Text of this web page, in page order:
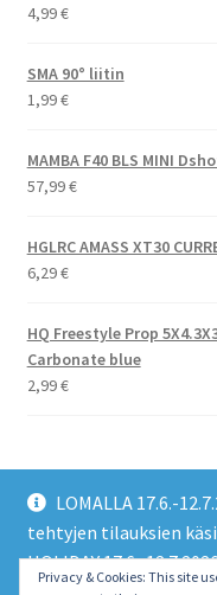
LOMALLA 17.6.-
tehtyjen tilauksien
HOLIDAY 17.6.-
4,99€
SMA 90° liitin
1,99€
MAMBA F40 BLS MINI
57,99€
HGLRC AMASS XT30
6,29€
HQ Freestyle Prop
Carbonate blue
2,99€
© EMO FPV Drones
Privacy & Cookies: This site